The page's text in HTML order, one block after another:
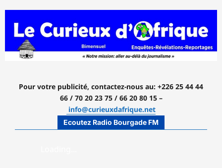
contenu
Pour votre publicité, contactez-nous au: +226 25 44 44
66 / 70 20 23 75 / 66 20 80 15 –
info@curieuxdafrique.net
Ecoutez Radio Bourgade FM